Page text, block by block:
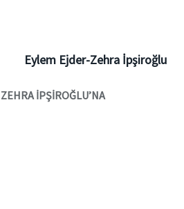
Eylem Ejder-Zehra İpşiroğlu
İPŞİROĞLU’NA